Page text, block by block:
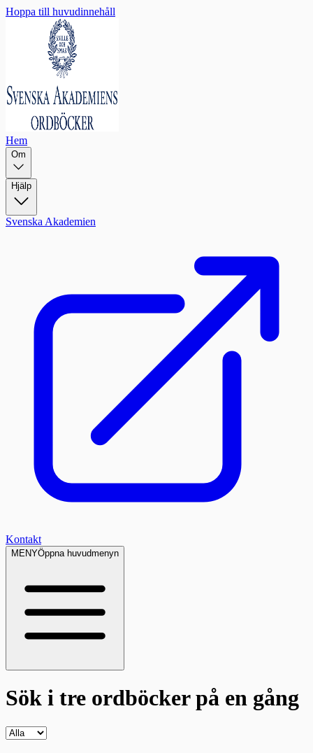
Hoppa till huvudinnehåll
Hem
Om
Hjälp
Svenska Akademien
Kontakt
MENYÖppna huvudmenyn
Sök i tre ordböckerpå en gång